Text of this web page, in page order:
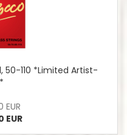
50-110 *Limited Artist-
EUR
EUR